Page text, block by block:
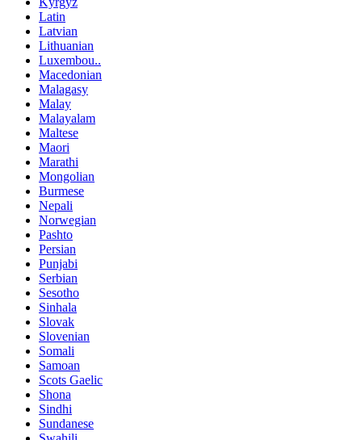
Latin
Latvian
Lithuanian
Luxembou..
Macedonian
Malagasy
Malay
Malayalam
Maltese
Maori
Marathi
Mongolian
Burmese
Nepali
Norwegian
Pashto
Persian
Punjabi
Serbian
Sesotho
Sinhala
Slovak
Slovenian
Somali
Samoan
Scots Gaelic
Shona
Sindhi
Sundanese